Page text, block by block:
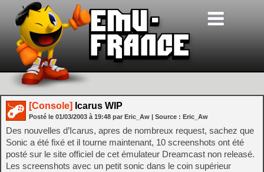
[Console] Icarus WIP
Posté le 01/03/2003 à 19:48 par Eric_Aw | Source : Eric_Aw
Des nouvelles d’Icarus, apres de nombreux request, sachez que
Sonic a été fixé et il tourne maintenant, 10 screenshots ont été
posté sur le site officiel de cet émulateur Dreamcast non releasé.
Les screenshots avec un petit sonic dans le coin supérieur